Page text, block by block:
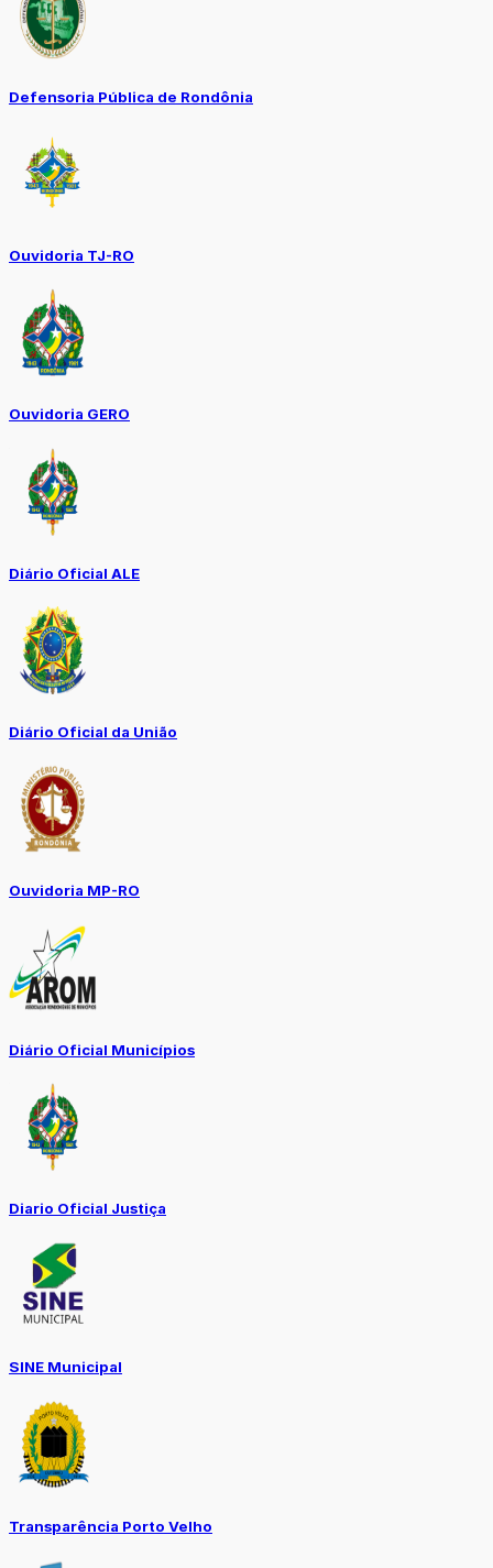
Defensoria Pública de Rondônia
Ouvidoria TJ-RO
Ouvidoria GERO
Diário Oficial ALE
Diário Oficial da União
Ouvidoria MP-RO
Diário Oficial Municípios
Diario Oficial Justiça
SINE Municipal
Transparência Porto Velho